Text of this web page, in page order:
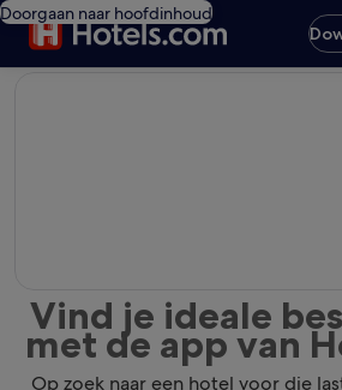
Doorgaan naar hoofdinhoud
Vind je ideale
met de app van
Op zoek naar een hotel voor die